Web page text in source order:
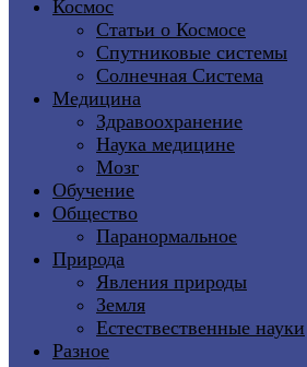
Космос
Статьи о Космосе
Спутниковые системы
Солнечная Система
Медицина
Здравоохранение
Наука медицине
Мозг
Обучение
Общество
Паранормальное
Природа
Явления природы
Земля
Естествественные науки
Разное